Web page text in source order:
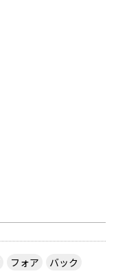
フォア
バック